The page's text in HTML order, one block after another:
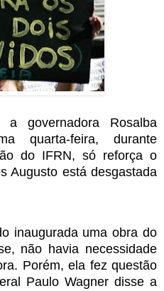
governadora Rosalba
quarta-feira, durante
do IFRN, só reforça o
Augusto está desgastada
inaugurada uma obra do
não havia necessidade
Porém, ela fez questão
Paulo Wagner disse a